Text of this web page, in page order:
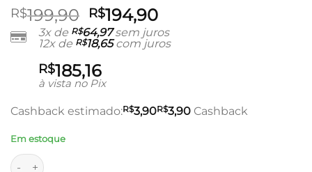
R$199,90 O
preço
original
era:
R$199,90.
R$194,90O
preço
atual
3x de R$64,97sem juros
12x de R$18,65com juros
R$185,16
à vista no Pix
Cashback estimado:R$3,90R$3,90 Cashback
Em estoque
Egyptian Gods Oracle Cards - Lo Scarabeo quantidade